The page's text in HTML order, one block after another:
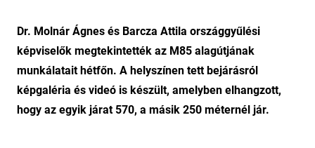
Dr. Molnár Ágnes és Barcza Attila országgyűlési
képviselők megtekintették az M85 alagútjának
munkálatait hétfőn. A helyszínen tett bejárásról
képgaléria és videó is készült, amelyben elhangzott,
hogy az egyik járat 570, a másik 250 méternél jár.